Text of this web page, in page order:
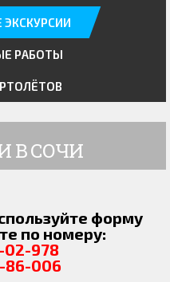
РАБОТЫ
В СОЧИ
форму
по номеру:
02-978
86-006